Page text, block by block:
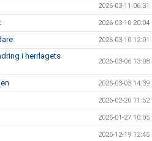
2026-03-11 06:31
2026-03-10 20:04
2026-03-10 12:01
i herrlagets
2026-03-06 13:08
2026-03-03 14:39
2026-02-20 11:52
2026-01-27 10:05
2025-12-19 12:45